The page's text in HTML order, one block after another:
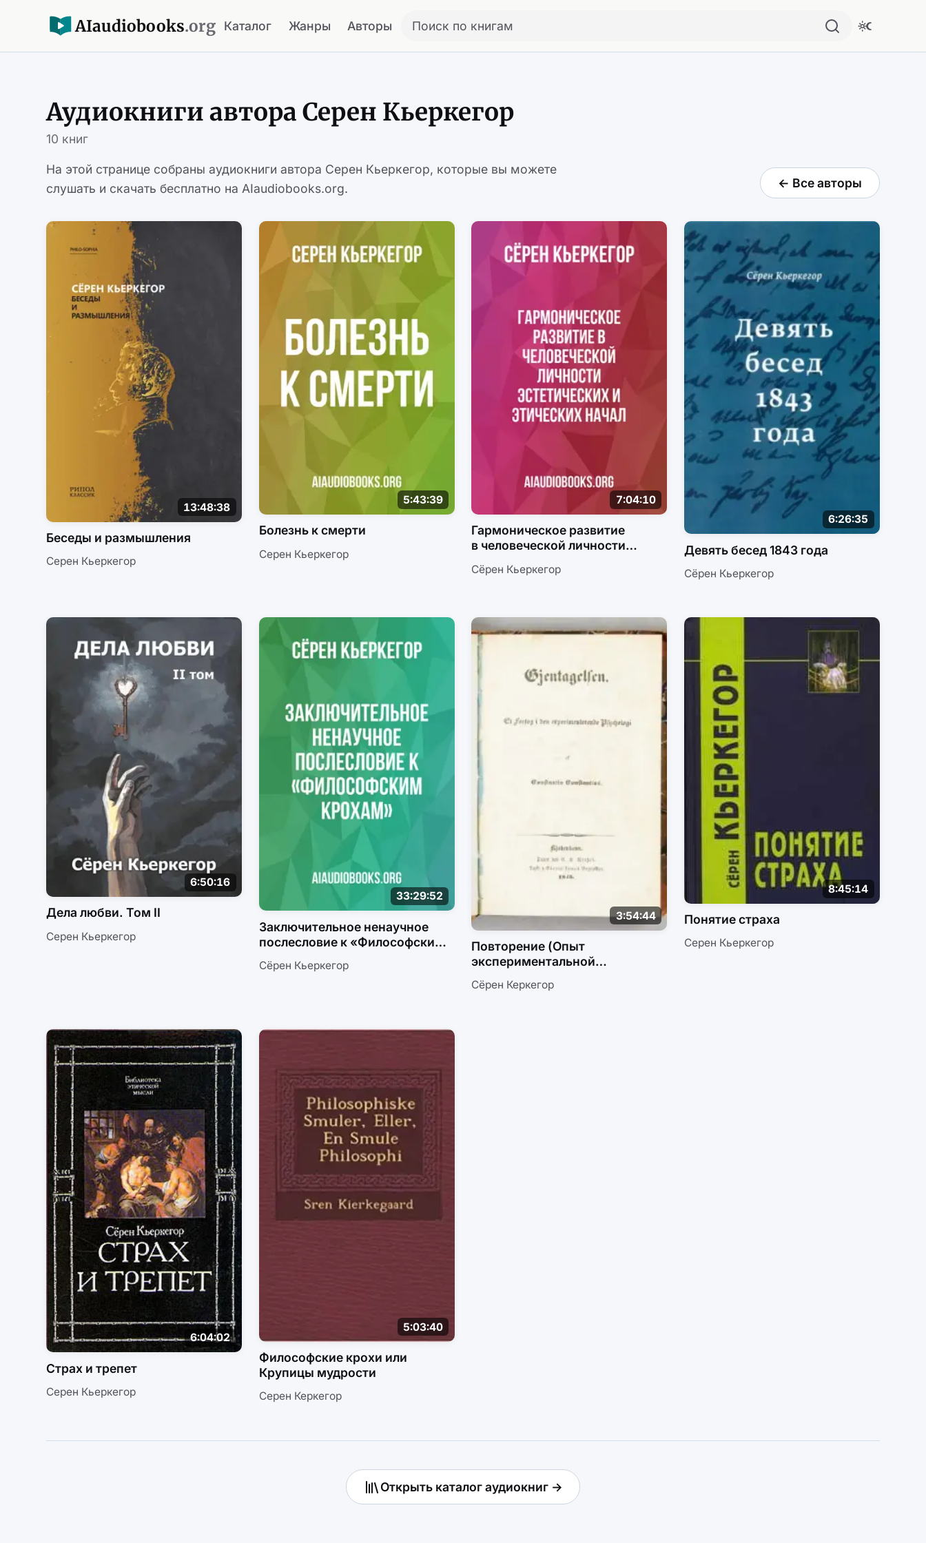
AIaudiobooks.org Каталог Жанры Авторы Поиск по книгам
Аудиокниги автора Серен Кьеркегор
10 книг
На этой странице собраны аудиокниги автора Серен Кьеркегор, которые вы можете
слушать и скачать бесплатно на AIaudiobooks.org.
← Все авторы
13:48:38
Беседы и размышления
Серен Кьеркегор
5:43:39
Болезнь к смерти
Серен Кьеркегор
7:04:10
Гармоническое развитие
в человеческой личности
начал
Сёрен Кьеркегор
6:26:35
Девять бесед 1843 года
Сёрен Кьеркегор
6:50:16
Дела любви. Том II
Серен Кьеркегор
33:29:52
Заключительное ненаучное
послесловие к «Философским
Сёрен Кьеркегор
3:54:44
Повторение (Опыт
экспериментальной
Констанция)
Сёрен Керкегор
8:45:14
Понятие страха
Серен Кьеркегор
6:04:02
Страх и трепет
Серен Кьеркегор
5:03:40
Философские крохи или
Крупицы мудрости
Серен Керкегор
Открыть каталог аудиокниг →